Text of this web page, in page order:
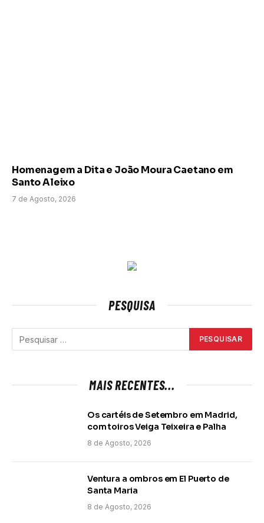
Homenagem a Dita e João Moura Caetano em
Santo Aleixo
7 de Agosto, 2026
PESQUISA
MAIS RECENTES...
Os cartéis de Setembro em Madrid,
com toiros Veiga Teixeira e Palha
8 de Agosto, 2026
Ventura a ombros em El Puerto de
Santa Maria
8 de Agosto, 2026